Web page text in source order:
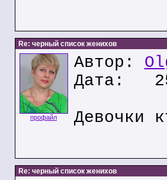
Re: черный список женихов
профайл
Автор:
Дата:
Девочки
Re: черный список женихов